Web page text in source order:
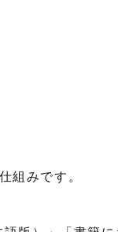
組みです。